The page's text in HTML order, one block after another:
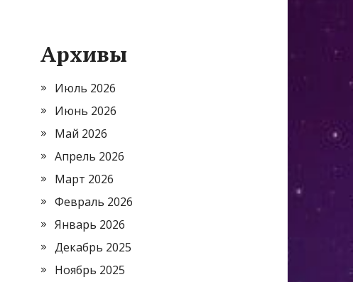
Архивы
Июль 2026
Июнь 2026
Май 2026
Апрель 2026
Март 2026
Февраль 2026
Январь 2026
Декабрь 2025
Ноябрь 2025